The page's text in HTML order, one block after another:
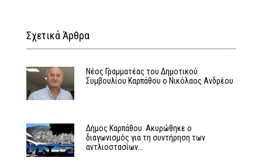
Σχετικά Άρθρα
Νέος Γραμματέας του Δημοτικού
Συμβουλίου Καρπάθου ο Νικόλαος Ανδρέου
Δήμος Καρπάθου: Ακυρώθηκε ο
διαγωνισμός για τη συντήρηση των
αντλιοστασίων…